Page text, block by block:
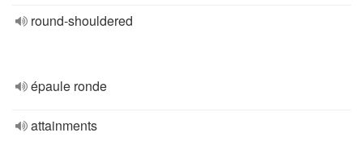
round-shouldered
épaule ronde
attainments